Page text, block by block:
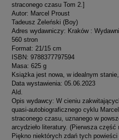
straconego czasu Tom 2.]
Autor: Marcel Proust
Tadeusz Żeleński (Boy)
Adres wydawniczy: Kraków :
560 stron
Format: 21/15 cm
ISBN: 9788377797594
Masa: 625 g
Książka jest nowa, w idealnym
Data wystawienia: 05.06.2023
Ald.
Opis wydawcy: W cieniu
quasi-autobiograficznego cyklu
straconego czasu, uznanego w
arcydzieło literatury. (Pierwsza część
Piękno niektórych zdań tych